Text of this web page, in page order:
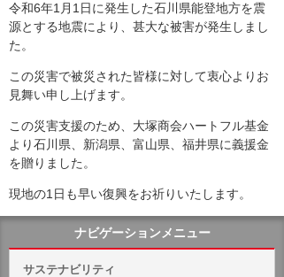
令和6年1月1日に発生した石川県能登地方を震
源とする地震により、甚大な被害が発生しまし
た。
この災害で被災された皆様に対して衷心よりお
見舞い申し上げます。
この災害支援のため、大塚商会ハートフル基金
より石川県、新潟県、富山県、福井県に義援金
を贈りました。
現地の1日も早い復興をお祈りいたします。
ナビゲーションメニュー
サステナビリティ